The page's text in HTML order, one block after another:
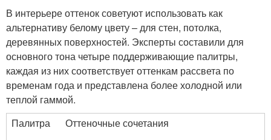
В интерьере оттенок советуют использовать как
альтернативу белому цвету – для стен, потолка,
деревянных поверхностей. Эксперты составили для
основного тона четыре поддерживающие палитры,
каждая из них соответствует оттенкам рассвета по
временам года и представлена более холодной или
теплой гаммой.
Палитра
Оттеночные сочетания